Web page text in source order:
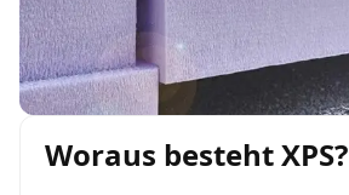
Woraus besteht XPS?